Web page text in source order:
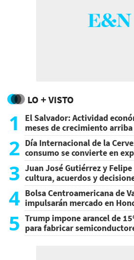
LO + VISTO
1
El Salvador: Actividad
meses de crecimiento
2 Día Internacional de la
consumo se convierte en
3 Juan José Gutiérrez y
cultura, acuerdos y
4 Bolsa Centroamericana de
impulsarán mercado en
5 Trump impone arancel de
para fabricar